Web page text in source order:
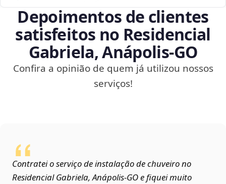
Depoimentos de clientes
satisfeitos no Residencial
Gabriela, Anápolis‑GO
Confira a opinião de quem já utilizou nossos
serviços!
Contratei o serviço de instalação de chuveiro no
Residencial Gabriela, Anápolis‑GO e fiquei muito